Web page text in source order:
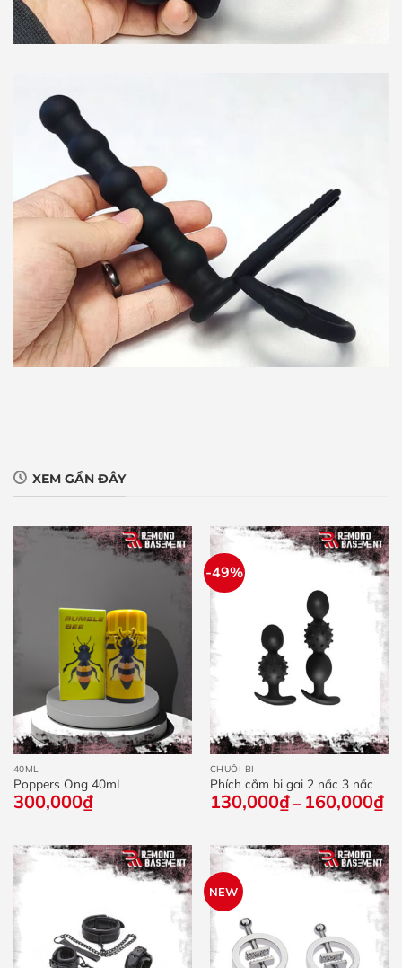
XEM GẦN ĐÂY
40ML
Poppers Ong 40mL
300,000₫
-49%
CHUỖI BI
Phích cắm bi gai 2 nấc 3 nấc
130,000₫ – 160,000₫
NEW